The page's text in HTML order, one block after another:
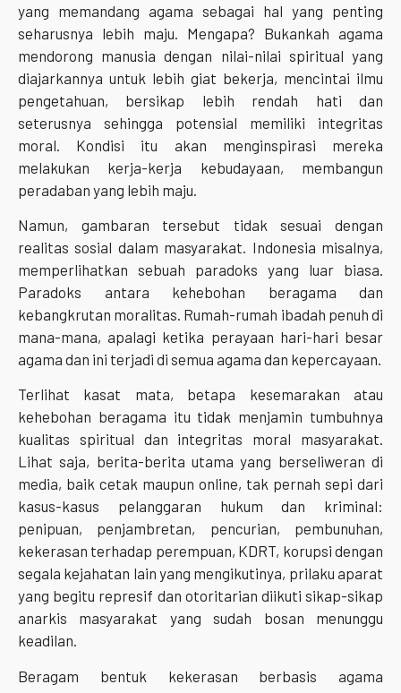
yang memandang agama sebagai hal yang penting
seharusnya lebih maju. Mengapa? Bukankah agama
mendorong manusia dengan nilai-nilai spiritual yang
diajarkannya untuk lebih giat bekerja, mencintai ilmu
pengetahuan, bersikap lebih rendah hati dan
seterusnya sehingga potensial memiliki integritas
moral. Kondisi itu akan menginspirasi mereka
melakukan kerja-kerja kebudayaan, membangun
peradaban yang lebih maju.
Namun, gambaran tersebut tidak sesuai dengan
realitas sosial dalam masyarakat. Indonesia misalnya,
memperlihatkan sebuah paradoks yang luar biasa.
Paradoks antara kehebohan beragama dan
kebangkrutan moralitas. Rumah-rumah ibadah penuh di
mana-mana, apalagi ketika perayaan hari-hari besar
agama dan ini terjadi di semua agama dan kepercayaan.
Terlihat kasat mata, betapa kesemarakan atau
kehebohan beragama itu tidak menjamin tumbuhnya
kualitas spiritual dan integritas moral masyarakat.
Lihat saja, berita-berita utama yang berseliweran di
media, baik cetak maupun online, tak pernah sepi dari
kasus-kasus pelanggaran hukum dan kriminal:
penipuan, penjambretan, pencurian, pembunuhan,
kekerasan terhadap perempuan, KDRT, korupsi dengan
segala kejahatan lain yang mengikutinya, prilaku aparat
yang begitu represif dan otoritarian diikuti sikap-sikap
anarkis masyarakat yang sudah bosan menunggu
keadilan.
Beragam bentuk kekerasan berbasis agama